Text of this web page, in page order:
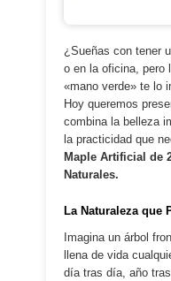
¿Sueñas con tener
o en la oficina, pero
«mano verde» te lo
Hoy queremos
combina la belleza
la practicidad que
Maple Artificial de
Naturales.
La Naturaleza que
Imagina un árbol
llena de vida
día tras día, año